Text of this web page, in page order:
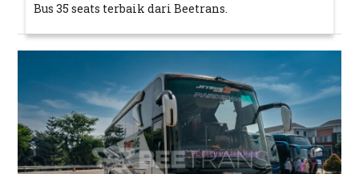
Bus 35 seats terbaik dari Beetrans.